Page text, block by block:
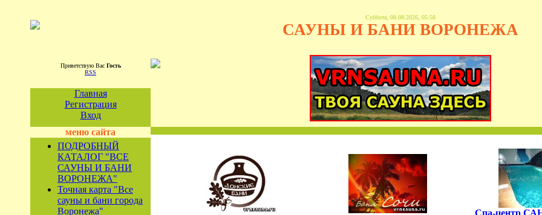
Суббота, 08.08.2026, 05:58
САУНЫ И БАНИ ВОРОНЕЖА
Приветствую Вас Гость
RSS
Главная
Регистрация
Вход
меню сайта
ПОДРОБНЫЙ
КАТАЛОГ "ВСЕ
САУНЫ И БАНИ
ВОРОНЕЖА"
Точная карта "Все
сауны и бани города
Воронежа"
Спа-центр